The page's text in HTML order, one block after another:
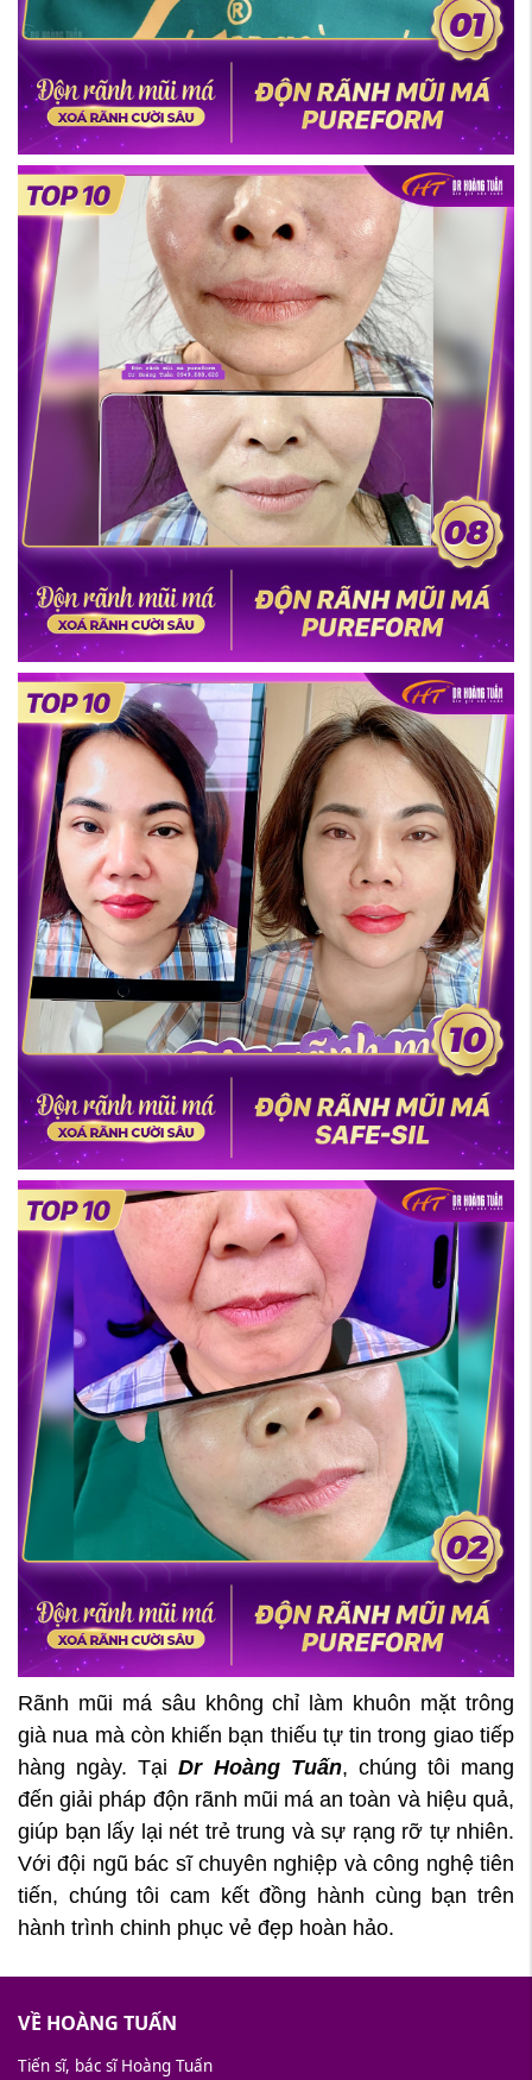
Rãnh mũi má sâu không chỉ làm khuôn mặt trông
già nua mà còn khiến bạn thiếu tự tin trong giao tiếp
hàng ngày. TạiDr Hoàng Tuấn, chúng tôi mang
đến giải pháp độn rãnh mũi má an toàn và hiệu quả,
giúp bạn lấy lại nét trẻ trung và sự rạng rỡ tự nhiên.
Với đội ngũ bác sĩ chuyên nghiệp và công nghệ tiên
tiến, chúng tôi cam kết đồng hành cùng bạn trên
hành trình chinh phục vẻ đẹp hoàn hảo.
VỀ HOÀNG TUẤN
Tiến sĩ, bác sĩ Hoàng Tuấn